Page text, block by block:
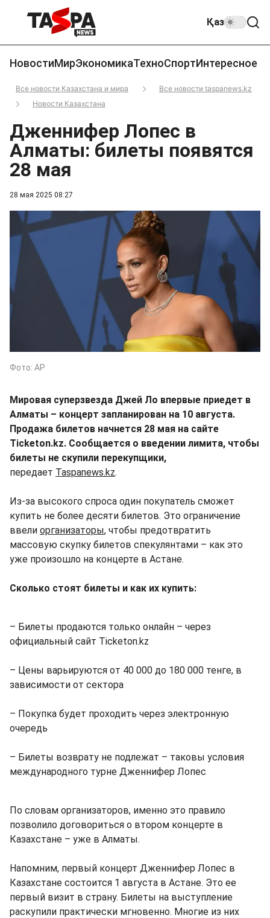
Қаз
НовостиМирЭкономикаТехноСпортИнтересное
Все новости Казахстана и мира
Все новости taspanews.kz
Новости Казахстана
28 мая 2025 08:27
Дженнифер Лопес в
Алматы: билеты появятся
28 мая
Фото: AP
Мировая суперзвезда Джей Ло впервые приедет в
Алматы – концерт запланирован на 10 августа.
Продажа билетов начнется 28 мая на сайте
Ticketon.kz. Сообщается о введении лимита, чтобы
билеты не скупили перекупщики,
передает Taspanews.kz.
Из-за высокого спроса один покупатель сможет
купить не более десяти билетов. Это ограничение
ввели организаторы, чтобы предотвратить
массовую скупку билетов спекулянтами – как это
уже произошло на концерте в Астане.
Сколько стоят билеты и как их купить:
– Билеты продаются только онлайн – через
официальный сайт Ticketon.kz
– Цены варьируются от 40 000 до 180 000 тенге, в
зависимости от сектора
– Покупка будет проходить через электронную
очередь
– Билеты возврату не подлежат – таковы условия
международного турне Дженнифер Лопес
По словам организаторов, именно это правило
позволило договориться о втором концерте в
Казахстане – уже в Алматы.
Напомним, первый концерт Дженнифер Лопес в
Казахстане состоится 1 августа в Астане. Это ее
первый визит в страну. Билеты на выступление
раскупили практически мгновенно. Многие из них